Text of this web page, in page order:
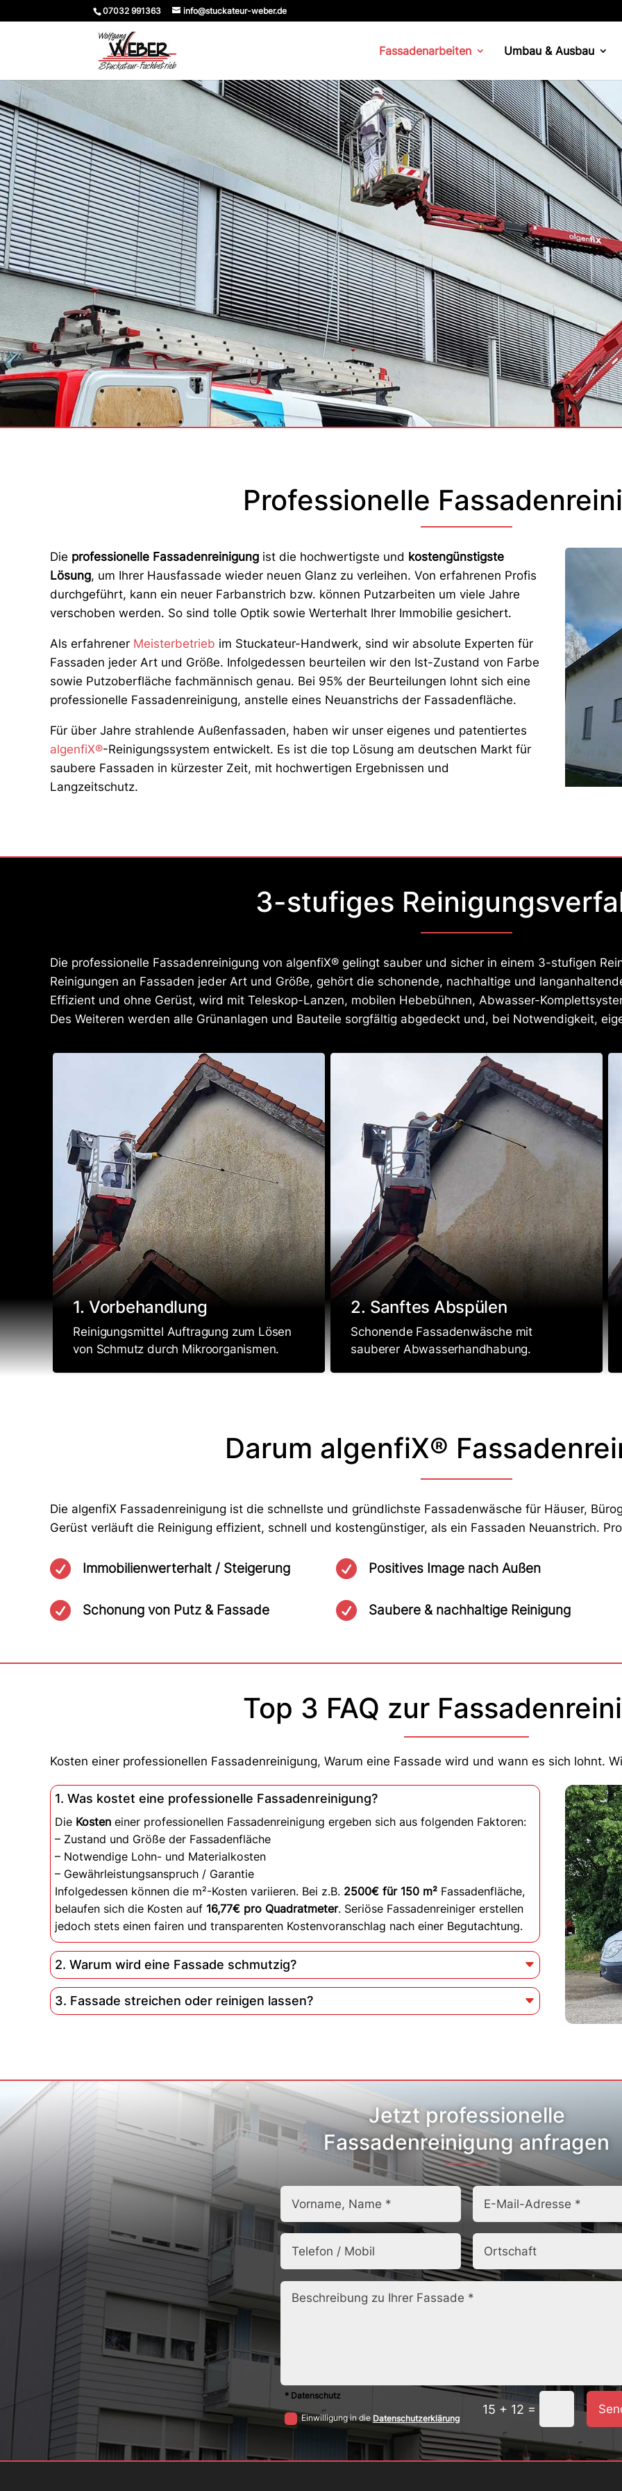
07032 991363 info@stuckateur-weber.de
Fassadenarbeiten Umbau & Ausbau
Professionelle
Die professionelle Fassadenreinigung ist die hochwertigste und kostengünstigste
Lösung, um Ihrer Hausfassade wieder neuen Glanz zu verleihen. Von erfahrenen Profis
durchgeführt, kann ein neuer Farbanstrich bzw. können Putzarbeiten um viele Jahre
verschoben werden. So sind tolle Optik sowie Werterhalt Ihrer Immobilie gesichert.
Als erfahrener Meisterbetrieb im Stuckateur-Handwerk, sind wir absolute Experten für
Fassaden jeder Art und Größe. Infolgedessen beurteilen wir den Ist-Zustand von Farbe
sowie Putzoberfläche fachmännisch genau. Bei 95% der Beurteilungen lohnt sich eine
professionelle Fassadenreinigung, anstelle eines Neuanstrichs der Fassadenfläche.
Für über Jahre strahlende Außenfassaden, haben wir unser eigenes und patentiertes
algenfiX®-Reinigungssystem entwickelt. Es ist die top Lösung am deutschen Markt für
saubere Fassaden in kürzester Zeit, mit hochwertigen Ergebnissen und
Langzeitschutz.
3-stufiges
Die professionelle Fassadenreinigung von algenfiX® gelingt sauber und sicher in einem 3-stufigen
Reinigungen an Fassaden jeder Art und Größe, gehört die schonende, nachhaltige und
Effizient und ohne Gerüst, wird mit Teleskop-Lanzen, mobilen Hebebühnen, Abwasser-
Des Weiteren werden alle Grünanlagen und Bauteile sorgfältig abgedeckt und, bei Notwendigkeit,
1. Vorbehandlung
Reinigungsmittel Auftragung zum Lösen
von Schmutz durch Mikroorganismen.
2. Sanftes Abspülen
Schonende Fassadenwäsche mit
sauberer Abwasserhandhabung.
Darum algenfiX®
Die algenfiX Fassadenreinigung ist die schnellste und gründlichste Fassadenwäsche für Häuser,
Gerüst verläuft die Reinigung effizient, schnell und kostengünstiger, als ein Fassaden Neuanstrich.
 Immobilienwerterhalt / Steigerung  Positives Image nach Außen
 Schonung von Putz & Fassade  Saubere & nachhaltige Reinigung
Top 3 FAQ zur
Kosten einer professionellen Fassadenreinigung, Warum eine Fassade wird und wann es sich lohnt.
1. Was kostet eine professionelle Fassadenreinigung?
Die Kosten einer professionellen Fassadenreinigung ergeben sich aus folgenden Faktoren:
– Zustand und Größe der Fassadenfläche
– Notwendige Lohn- und Materialkosten
– Gewährleistungsanspruch / Garantie
Infolgedessen können die m²-Kosten variieren. Bei z.B. 2500€ für 150 m² Fassadenfläche,
belaufen sich die Kosten auf 16,77€ pro Quadratmeter. Seriöse Fassadenreiniger erstellen
jedoch stets einen fairen und transparenten Kostenvoranschlag nach einer Begutachtung.
2. Warum wird eine Fassade schmutzig?
3. Fassade streichen oder reinigen lassen?
Jetzt professionelle
Fassadenreinigung anfragen
* Datenschutz
Einwilligung in die Datenschutzerklärung
15 + 12 =